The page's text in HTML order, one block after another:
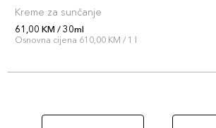
Kreme za sunčanje
61,00 KM / 30ml
Osnovna cijena 610,00 KM / 1 l